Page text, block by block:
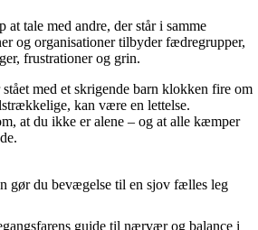
tale med andre, der står i samme
og organisationer tilbyder fædregrupper,
frustrationer og grin.
med et skrigende barn klokken fire om
kan være en lettelse.
at du ikke er alene – og at alle kæmper
gør du bevægelse til en sjov fælles leg
guide til nærvær og balance i